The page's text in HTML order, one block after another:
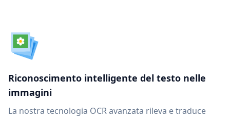
Riconoscimento intelligente del testo nelle
immagini
La nostra tecnologia OCR avanzata rileva e traduce